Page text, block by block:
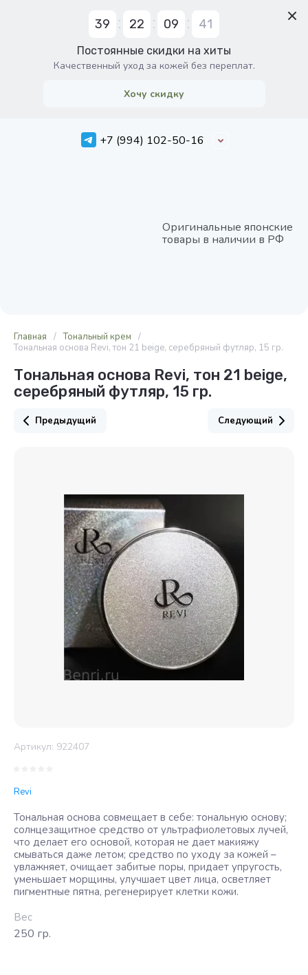
39 22 09 40
Постоянные скидки на хиты
Качественный уход за кожей без переплат.
Хочу скидку
+7 (994) 102-50-16
Оригинальные японские
товары в наличии в РФ
Главная / Тональный крем
/
Тональная основа Revi, тон 21 beige, серебряный футляр, 15 гр.
Тональная основа Revi, тон 21 beige,
серебряный футляр, 15 гр.
Предыдущий Следующий
Артикул: 922407
Revi
Тональная основа совмещает в себе: тональную основу;
солнцезащитное средство от ультрафиолетовых лучей,
что делает его основой, которая не дает макияжу
смываться даже летом; средство по уходу за кожей –
увлажняет, очищает забитые поры, придает упругость,
уменьшает морщины, улучшает цвет лица, осветляет
пигментные пятна, регенерирует клетки кожи.
Вес
250 гр.